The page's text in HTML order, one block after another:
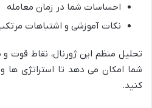
احساسات شما در زمان معامله
نکات آموزشی و اشتباهات
تحلیل منظم این ژورنال، نقاط قوت
شما امکان می دهد تا استراتژی ها
کنید.